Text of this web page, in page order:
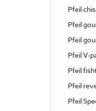
Pfeil
Pfeil
Pfeil
Pfeil V-
Pfeil
Pfeil
Pfeil